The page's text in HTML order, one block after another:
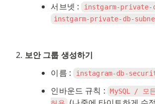
서브넷 : instgarm-private-
instgarm-private-db-
보안 그룹 생성하기
이름 :
instagram-db-
인바운드 규칙 :
MySQL / 모